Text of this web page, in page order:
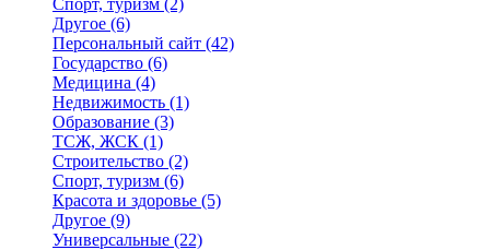
Спорт, туризм (2)
Другое (6)
Персональный сайт (42)
Государство (6)
Медицина (4)
Недвижимость (1)
Образование (3)
ТСЖ, ЖСК (1)
Строительство (2)
Спорт, туризм (6)
Красота и здоровье (5)
Другое (9)
Универсальные (22)